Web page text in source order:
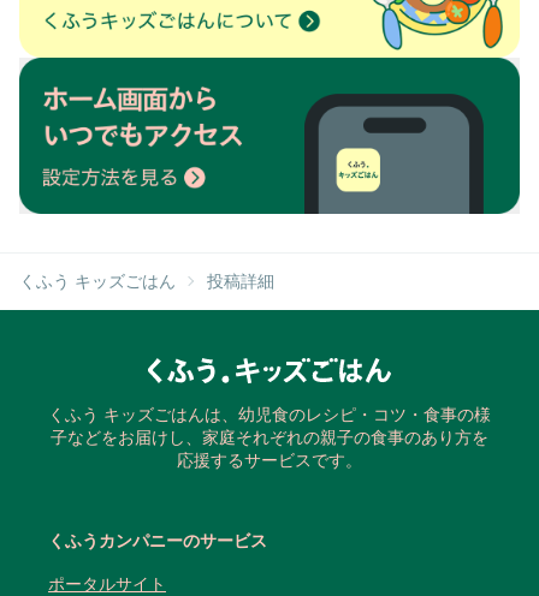
くふう キッズごはん 投稿詳細
くふう キッズごはんは、幼児食のレシピ・コツ・食事の様
子などをお届けし、家庭それぞれの親子の食事のあり方を
応援するサービスです。
くふうカンパニーのサービス
ポータルサイト